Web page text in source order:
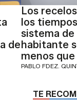
de
Los
los
sistema
habitante
menos
PABLO FDEZ.